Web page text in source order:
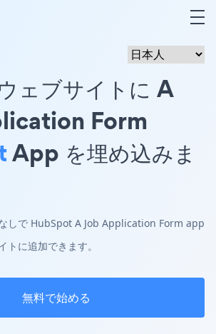
ェブサイトに A
Form
App を埋め込みま
しで HubSpot A Job Application Form app
トに追加できます。
無料で始める